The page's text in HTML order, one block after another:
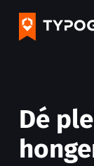
Dé